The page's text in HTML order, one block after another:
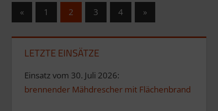
Seitennummerierung
Beiträge
«Vorherige
Beiträge
1 2 3 4
Nächste
Beiträge
»
LETZTE EINSÄTZE
Einsatz vom 30. Juli 2026:
brennender Mähdrescher mit Flächenbrand